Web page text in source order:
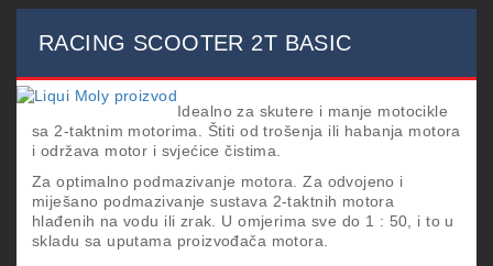
RACING SCOOTER 2T BASIC
Idealno za skutere i manje motocikle
sa 2-taktnim motorima. Štiti od trošenja ili habanja motora
i održava motor i svjećice čistima.
Za optimalno podmazivanje motora. Za odvojeno i
miješano podmazivanje sustava 2-taktnih motora
hlađenih na vodu ili zrak. U omjerima sve do 1 : 50, i to u
skladu sa uputama proizvođača motora.